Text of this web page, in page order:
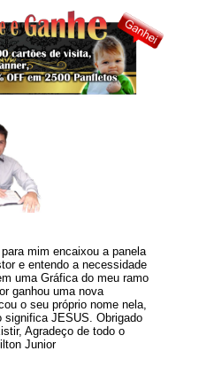
mim encaixou a panela
e entendo a necessidade
uma Gráfica do meu ramo
ganhou uma nova
o seu próprio nome nela,
significa JESUS. Obrigado
Agradeço de todo o
Junior